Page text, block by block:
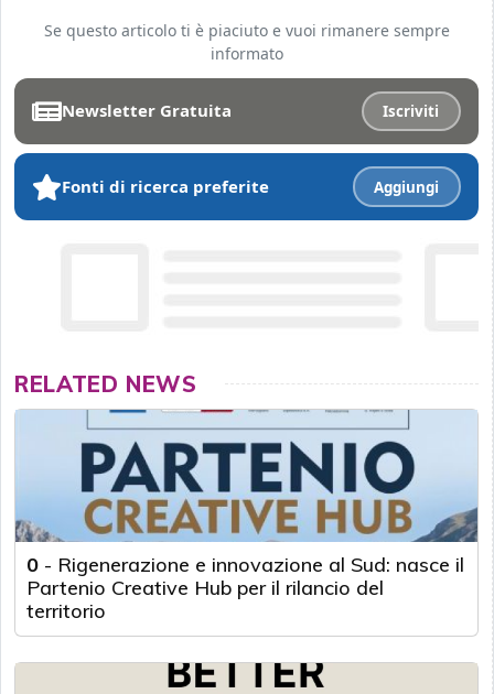
Se questo articolo ti è piaciuto e vuoi rimanere sempre
informato
Newsletter Gratuita Iscriviti
Fonti di ricerca preferite Aggiungi
RELATED NEWS
0 - Rigenerazione e innovazione al Sud: nasce il
Partenio Creative Hub per il rilancio del
territorio